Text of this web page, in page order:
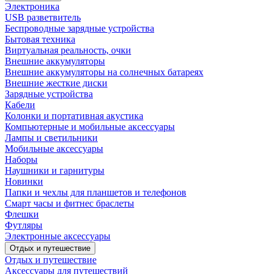
Электроника
USB разветвитель
Беспроводные зарядные устройства
Бытовая техника
Виртуальная реальность, очки
Внешние аккумуляторы
Внешние аккумуляторы на солнечных батареях
Внешние жесткие диски
Зарядные устройства
Кабели
Колонки и портативная акустика
Компьютерные и мобильные аксессуары
Лампы и светильники
Мобильные аксессуары
Наборы
Наушники и гарнитуры
Новинки
Папки и чехлы для планшетов и телефонов
Смарт часы и фитнес браслеты
Флешки
Футляры
Электронные аксессуары
Отдых и путешествие
Отдых и путешествие
Аксессуары для путешествий